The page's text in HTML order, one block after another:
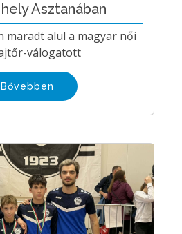
Asztanában
maradt alul a magyar női
válogatott
Bővebben